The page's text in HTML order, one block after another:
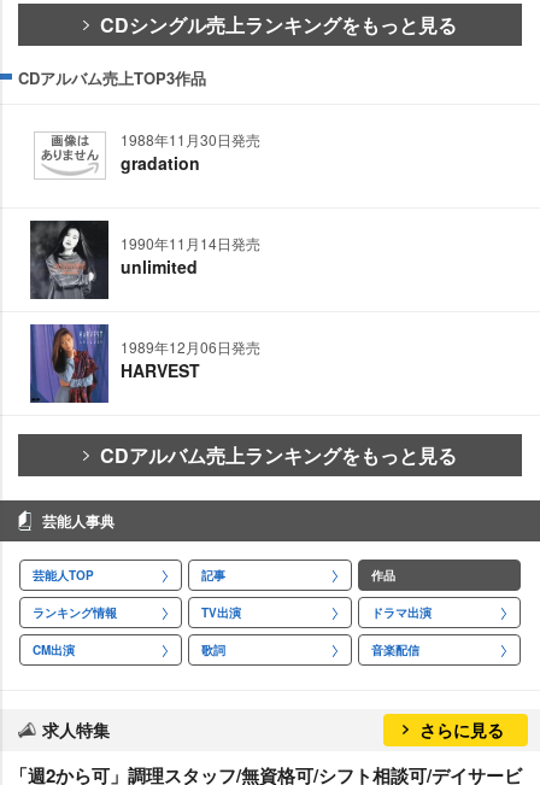
CDシングル売上ランキングをもっと見る
CDアルバム売上TOP3作品
1988年11月30日発売
gradation
1990年11月14日発売
unlimited
1989年12月06日発売
HARVEST
CDアルバム売上ランキングをもっと見る
芸能人事典
芸能人TOP 記事 作品
ランキング情報 TV出演 ドラマ出演
CM出演 歌詞 音楽配信
求人特集 さらに見る
「週2から可」調理スタッフ/無資格可/シフト相談可/デイサービ